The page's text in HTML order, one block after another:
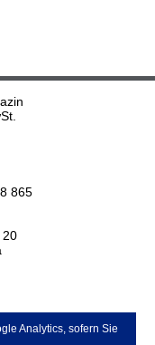
865
20
Analytics, sofern Sie